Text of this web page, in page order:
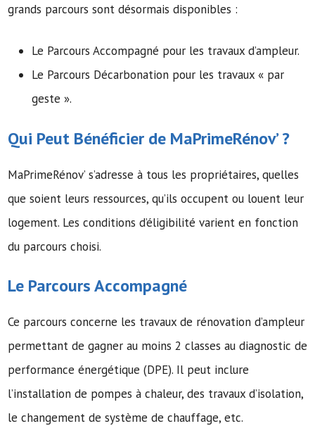
grands parcours sont désormais disponibles :
Le Parcours Accompagné pour les travaux d’ampleur.
Le Parcours Décarbonation pour les travaux « par
geste ».
Qui Peut Bénéficier de MaPrimeRénov’ ?
MaPrimeRénov’ s’adresse à tous les propriétaires, quelles
que soient leurs ressources, qu’ils occupent ou louent leur
logement. Les conditions d’éligibilité varient en fonction
du parcours choisi.
Le Parcours Accompagné
Ce parcours concerne les travaux de rénovation d’ampleur
permettant de gagner au moins 2 classes au diagnostic de
performance énergétique (DPE). Il peut inclure
l’installation de pompes à chaleur, des travaux d’isolation,
le changement de système de chauffage, etc.